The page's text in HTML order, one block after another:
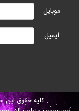
موبایل
ایمیل
کلیه حقوق این